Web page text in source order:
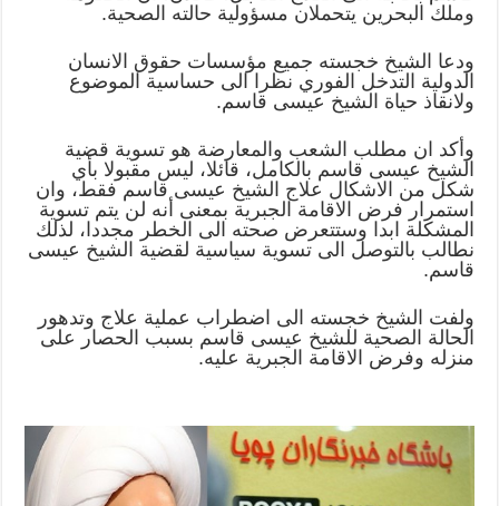
وملك البحرين يتحملان مسؤولية حالته الصحية.
ودعا الشيخ خجسته جميع مؤسسات حقوق الانسان
الدولية التدخل الفوري نظرا الى حساسية الموضوع
ولانقاذ حياة الشيخ عيسى قاسم.
وأكد ان مطلب الشعب والمعارضة هو تسوية قضية
الشيخ عيسى قاسم بالكامل، قائلا، ليس مقبولا بأي
شكل من الاشكال علاج الشيخ عيسى قاسم فقط، وان
استمرار فرض الاقامة الجبرية بمعنى أنه لن يتم تسوية
المشكلة ابدا وستتعرض صحته الى الخطر مجددا، لذلك
نطالب بالتوصل الى تسوية سياسية لقضية الشيخ عيسى
قاسم.
ولفت الشيخ خجسته الى اضطراب عملية علاج وتدهور
الحالة الصحية للشيخ عيسى قاسم بسبب الحصار على
منزله وفرض الاقامة الجبرية عليه.